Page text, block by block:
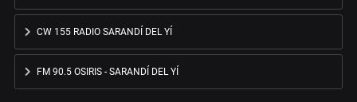
CW 155 RADIO SARANDÍ DEL YÍ
FM 90.5 OSIRIS - SARANDÍ DEL YÍ